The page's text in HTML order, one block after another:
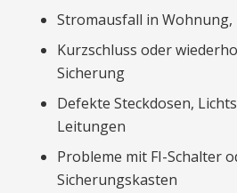
Stromausfall in Wohnung,
Kurzschluss oder
Sicherung
Defekte Steckdosen,
Leitungen
Probleme mit FI-Schalter
Sicherungskasten